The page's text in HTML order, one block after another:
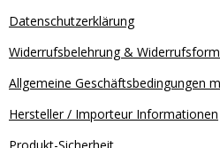
Datenschutzerklärung
Widerrufsbelehrung &
Allgemeine Geschäftsbedingungen
Hersteller / Importeur Informationen